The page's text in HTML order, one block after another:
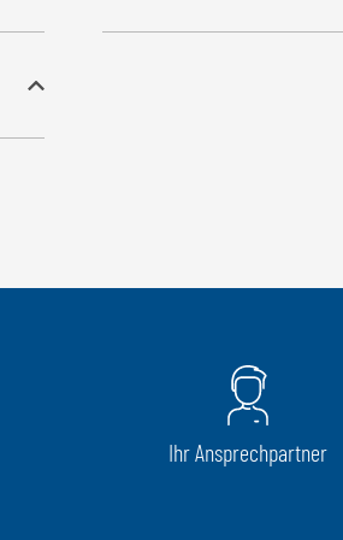
Ihr Ansprechpartner